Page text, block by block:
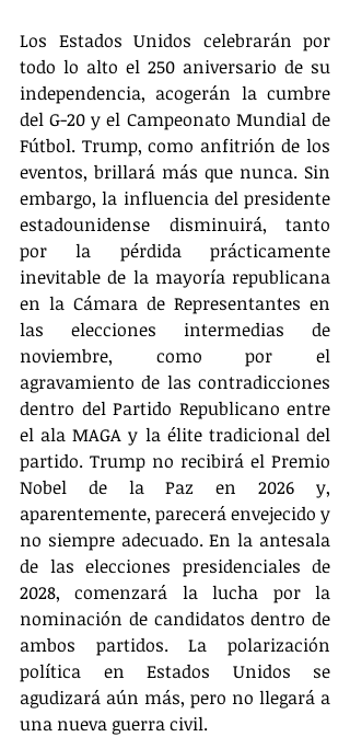
Los Estados Unidos celebrarán por
todo lo alto el 250 aniversario de su
independencia, acogerán la cumbre
del G-20 y el Campeonato Mundial de
Fútbol. Trump, como anfitrión de los
eventos, brillará más que nunca. Sin
embargo, la influencia del presidente
estadounidense disminuirá, tanto
por la pérdida prácticamente
inevitable de la mayoría republicana
en la Cámara de Representantes en
las elecciones intermedias de
noviembre, como por el
agravamiento de las contradicciones
dentro del Partido Republicano entre
el ala MAGA y la élite tradicional del
partido. Trump no recibirá el Premio
Nobel de la Paz en 2026 y,
aparentemente, parecerá envejecido y
no siempre adecuado. En la antesala
de las elecciones presidenciales de
2028, comenzará la lucha por la
nominación de candidatos dentro de
ambos partidos. La polarización
política en Estados Unidos se
agudizará aún más, pero no llegará a
una nueva guerra civil.